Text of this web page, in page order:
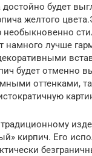
будет
желтого
необыкновенно
намного лучше
будет отменно
оттенками,
кирпич. Его